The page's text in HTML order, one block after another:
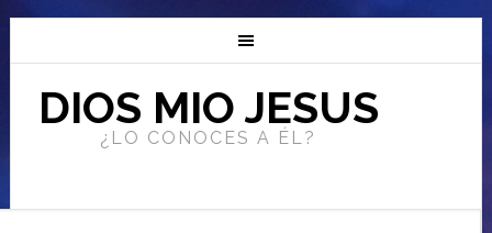
DIOS MIO JESUS
¿LO CONOCES A ÉL?